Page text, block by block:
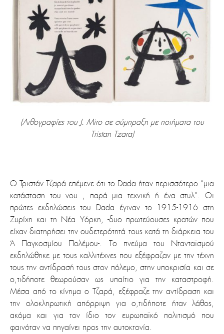
(Λιθογραφίες του J. Miro σε σύμπραξη με ποιήματα του
Tristan Tzara)
Ο Τριστάν Τζαρά επέμενε ότι το Dada ήταν περισσότερο “μια
κατάσταση του νου , παρά μια τεχνική ή ένα στυλ”. Οι
πρώτες εκδηλώσεις του Dada έγιναν το 1915-1916 στη
Ζυρίχη και τη Νέα Υόρκη, -δυο πρωτεύουσες κρατών που
είχαν διατηρήσει την ουδετερότητά τους κατά τη διάρκεια του
Ά Παγκοσμίου Πολέμου-. Το πνεύμα του Ντανταϊσμού
εκδηλώθηκε με τους καλλιτέχνες που εξέφραζαν με την τέχνη
τους την αντίδρασή τους στον πόλεμο, στην υποκρισία και σε
ο,τιδήποτε θεωρούσαν ως υπαίτιο για την καταστροφή.
Μέσα από το κίνημα ο Τζαρά, εξέφραζε την αντίδραση και
την ολοκληρωτική απόρριψη για ο,τιδήποτε ήταν λάθος,
ακόμα και για τον ίδιο τον ευρωπαϊκό πολιτισμό που
φαινόταν να πηγαίνει προς την αυτοκτονία.